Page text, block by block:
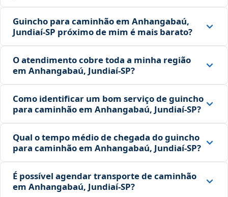
Guincho para caminhão em Anhangabaú,
Jundiaí‑SP próximo de mim é mais barato?
O atendimento cobre toda a minha região
em Anhangabaú, Jundiaí‑SP?
Como identificar um bom serviço de guincho
para caminhão em Anhangabaú, Jundiaí‑SP?
Qual o tempo médio de chegada do guincho
para caminhão em Anhangabaú, Jundiaí‑SP?
É possível agendar transporte de caminhão
em Anhangabaú, Jundiaí‑SP?